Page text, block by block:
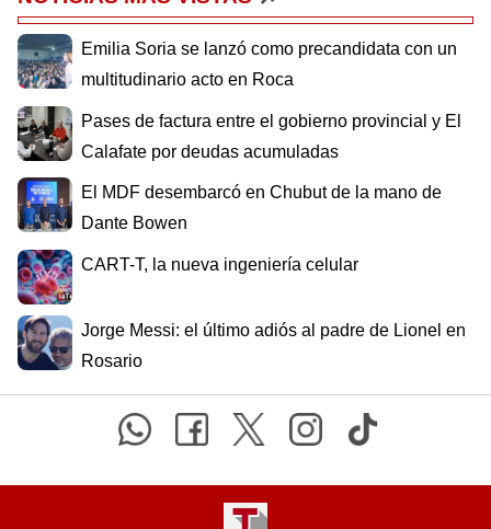
Emilia Soria se lanzó como precandidata con un
multitudinario acto en Roca
Pases de factura entre el gobierno provincial y El
Calafate por deudas acumuladas
El MDF desembarcó en Chubut de la mano de
Dante Bowen
CART-T, la nueva ingeniería celular
Jorge Messi: el último adiós al padre de Lionel en
Rosario